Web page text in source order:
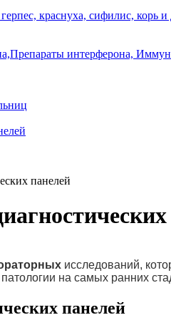
краснуха, сифилис, корь и
интерферона,
панелей
исследований,
на самых ранних
панелей